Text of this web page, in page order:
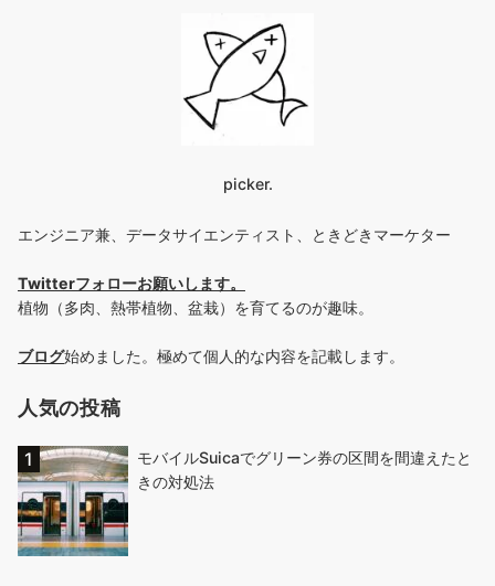
picker.
エンジニア兼、データサイエンティスト、ときどきマーケター
Twitterフォローお願いします。
植物（多肉、熱帯植物、盆栽）を育てるのが趣味。
ブログ始めました。極めて個人的な内容を記載します。
人気の投稿
モバイルSuicaでグリーン券の区間を間違えたと
きの対処法